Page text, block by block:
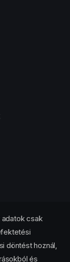
csak
döntést hoznál,
és